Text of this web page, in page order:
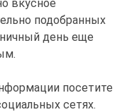
вкусное
подобранных
день еще
посетите
сетях.